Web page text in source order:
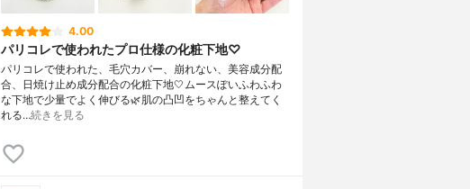
4.00
パリコレで使われたプロ仕様の化粧下地♡
パリコレで使われた、毛穴カバー、崩れない、美容成分配
合、日焼け止め成分配合の化粧下地🤍ムースぽいふわふわ
な下地で少量でよく伸びる🌿肌の凸凹をちゃんと整えてく
れる…続きを見る